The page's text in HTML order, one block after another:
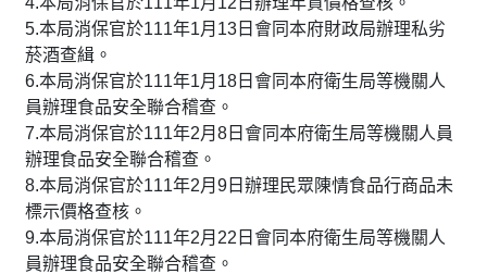
5.本局消保官於111年1月13日會同本府財政局辦理私劣
菸酒查緝。
6.本局消保官於111年1月18日會同本府衛生局等機關人
員辦理食品安全聯合稽查。
7.本局消保官於111年2月8日會同本府衛生局等機關人員
辦理食品安全聯合稽查。
8.本局消保官於111年2月9日辦理民眾陳情食品行商品未
標示價格查核。
9.本局消保官於111年2月22日會同本府衛生局等機關人
員辦理食品安全聯合稽查。